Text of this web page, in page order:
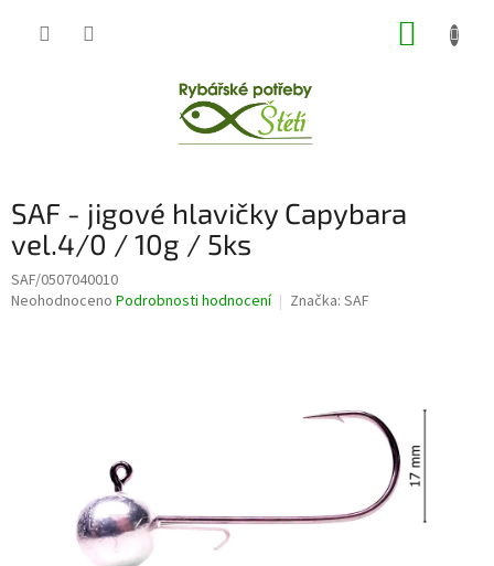
SAF - jigové hlavičky Capybara
vel.4/0 / 10g / 5ks
SAF/0507040010
Průměrné
Neohodnoceno Podrobnosti hodnocení Značka: SAF